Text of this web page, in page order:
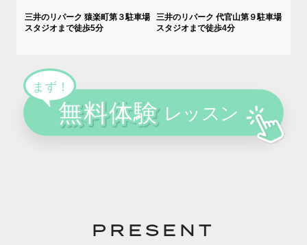
三井のリパーク 猿楽町第３駐車場
スタジオまで徒歩5分
三井のリパーク 代官山第９駐車場
スタジオまで徒歩4分
PRESENT